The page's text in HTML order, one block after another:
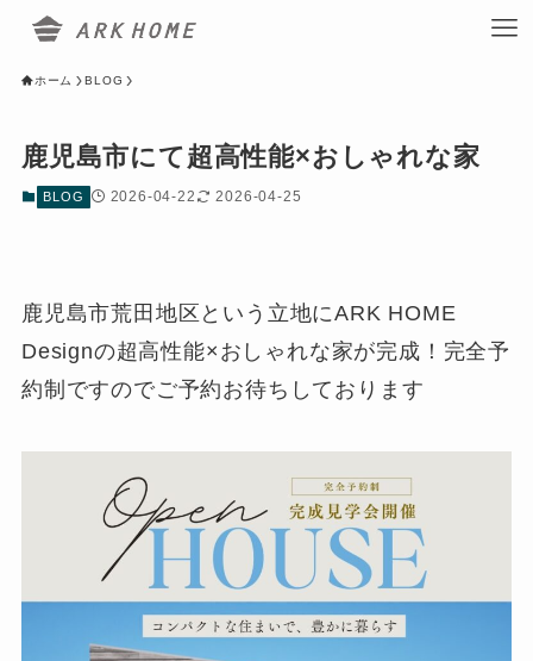
ホーム BLOG
鹿児島市にて超高性能×おしゃれな家
BLOG 2026-04-22 2026-04-25
鹿児島市荒田地区という立地にARK HOME
Designの超高性能×おしゃれな家が完成！完全予
約制ですのでご予約お待ちしております